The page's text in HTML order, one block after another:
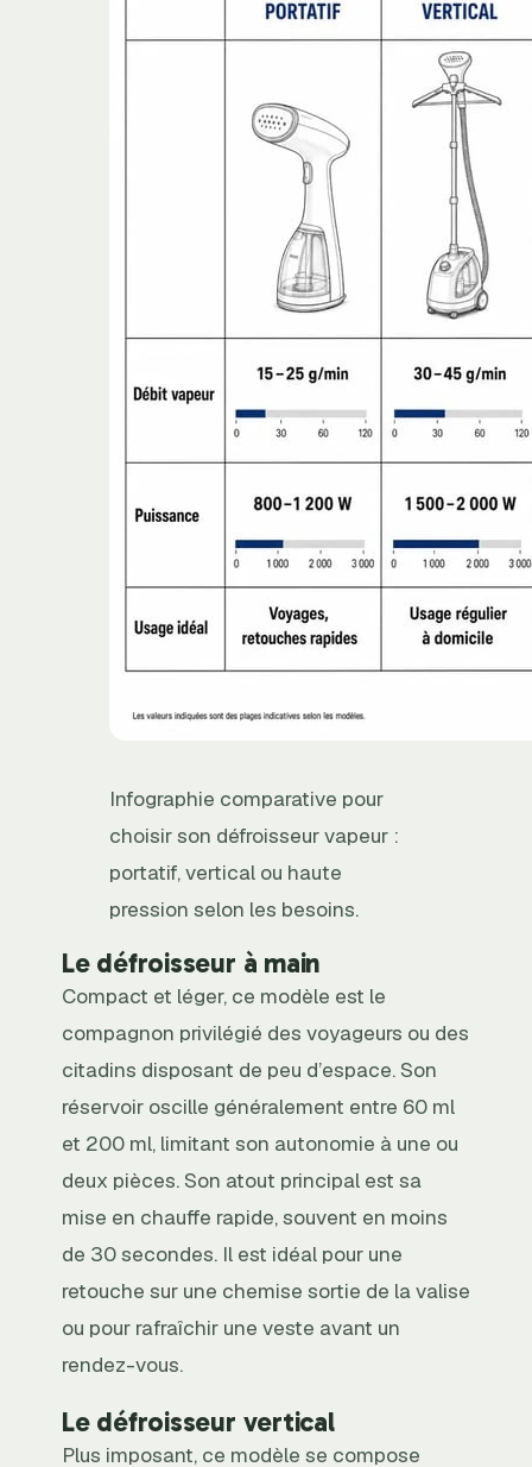
Infographie comparative pour
choisir son défroisseur vapeur :
portatif, vertical ou haute
pression selon les besoins.
Le défroisseur à main
Compact et léger, ce modèle est le
compagnon privilégié des voyageurs ou des
citadins disposant de peu d’espace. Son
réservoir oscille généralement entre 60 ml
et 200 ml, limitant son autonomie à une ou
deux pièces. Son atout principal est sa
mise en chauffe rapide, souvent en moins
de 30 secondes. Il est idéal pour une
retouche sur une chemise sortie de la valise
ou pour rafraîchir une veste avant un
rendez-vous.
Le défroisseur vertical
Plus imposant, ce modèle se compose